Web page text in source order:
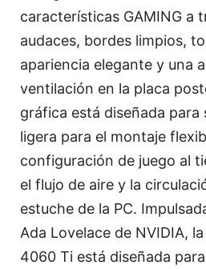
características GAMING a
audaces, bordes limpios,
apariencia elegante y una
ventilación en la placa
gráfica está diseñada para
ligera para el montaje
configuración de juego al
el flujo de aire y la
estuche de la PC.
Ada Lovelace de NVIDIA,
4060 Ti está diseñada